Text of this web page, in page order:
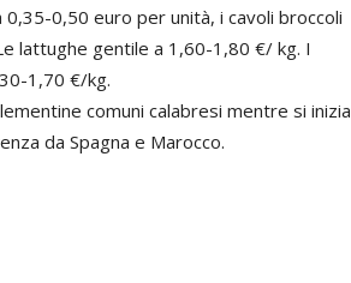
0,50 euro per unità, i cavoli broccoli
lattughe gentile a 1,60-1,80 €/ kg. I
1,70 €/kg.
comuni calabresi mentre si inizia
da Spagna e Marocco.